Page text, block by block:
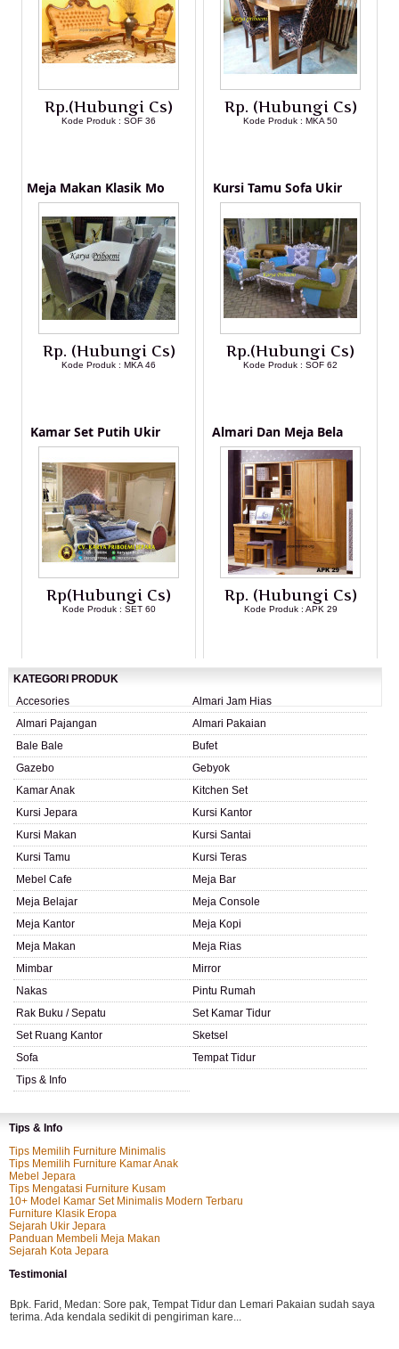
Rp.(Hubungi Cs)
Kode Produk : SOF 36
Rp. (Hubungi Cs)
Kode Produk : MKA 50
Meja Makan Klasik Mo
Rp. (Hubungi Cs)
Kode Produk : MKA 46
Kursi Tamu Sofa Ukir
Rp.(Hubungi Cs)
Kode Produk : SOF 62
Kamar Set Putih Ukir
Rp(Hubungi Cs)
Kode Produk : SET 60
Almari Dan Meja Bela
Rp. (Hubungi Cs)
Kode Produk : APK 29
KATEGORI PRODUK
Accesories
Almari Jam Hias
Almari Pajangan
Almari Pakaian
Bale Bale
Bufet
Gazebo
Gebyok
Kamar Anak
Kitchen Set
Kursi Jepara
Kursi Kantor
Kursi Makan
Kursi Santai
Kursi Tamu
Kursi Teras
Mebel Cafe
Meja Bar
Meja Belajar
Meja Console
Meja Kantor
Meja Kopi
Meja Makan
Meja Rias
Mimbar
Mirror
Nakas
Pintu Rumah
Rak Buku / Sepatu
Set Kamar Tidur
Set Ruang Kantor
Sketsel
Sofa
Tempat Tidur
Tips & Info
Tips & Info
Tips Memilih Furniture Minimalis
Tips Memilih Furniture Kamar Anak
Mebel Jepara
Tips Mengatasi Furniture Kusam
10+ Model Kamar Set Minimalis Modern Terbaru
Furniture Klasik Eropa
Sejarah Ukir Jepara
Panduan Membeli Meja Makan
Sejarah Kota Jepara
Testimonial
Bpk. Farid, Medan: Sore pak, Tempat Tidur dan Lemari Pakaian sudah saya
terima. Ada kendala sedikit di pengiriman kare...